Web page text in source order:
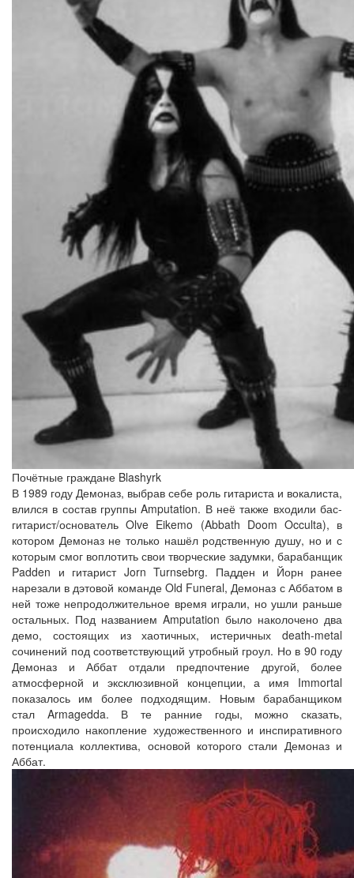
Почётные граждане Blashyrk
В 1989 году Демоназ, выбрав себе роль гитариста и вокалиста,
влился в состав группы Amputation. В неё также входили бас-
гитарист/основатель Olve Eikemo (Abbath Doom Occulta), в
котором Демоназ не только нашёл родственную душу, но и с
которым смог воплотить свои творческие задумки, барабанщик
Padden и гитарист Jorn Turnsebrg. Падден и Йорн ранее
нарезали в дэтовой команде Old Funeral, Демоназ с Аббатом в
ней тоже непродолжительное время играли, но ушли раньше
остальных. Под названием Amputation было наколочено два
демо, состоящих из хаотичных, истеричных death-metal
сочинений под соответствующий утробный гроул. Но в 90 году
Демоназ и Аббат отдали предпочтение другой, более
атмосферной и эксклюзивной концепции, а имя Immortal
показалось им более подходящим. Новым барабанщиком
стал Armagedda. В те ранние годы, можно сказать,
происходило накопление художественного и инспиративного
потенциала коллектива, основой которого стали Демоназ и
Аббат.